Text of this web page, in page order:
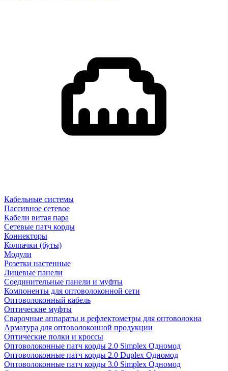
Кабельные системы
Пассивное сетевое
Кабели витая пара
Сетевые патч корды
Коннекторы
Колпачки (буты)
Модули
Розетки настенные
Лицевые панели
Соединительные панели и муфты
Компоненты для оптоволоконной сети
Оптоволоконный кабель
Оптические муфты
Сварочные аппараты и рефлектометры для оптоволокна
Арматура для оптоволоконной продукции
Оптические полки и кроссы
Оптоволоконные патч корды 2.0 Simplex Одномод
Оптоволоконные патч корды 2.0 Duplex Одномод
Оптоволоконные патч корды 3.0 Simplex Одномод